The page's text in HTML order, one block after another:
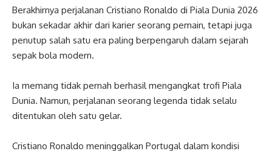
Berakhirnya perjalanan Cristiano Ronaldo di Piala Dunia 2026
bukan sekadar akhir dari karier seorang pemain, tetapi juga
penutup salah satu era paling berpengaruh dalam sejarah
sepak bola modern.
Ia memang tidak pernah berhasil mengangkat trofi Piala
Dunia. Namun, perjalanan seorang legenda tidak selalu
ditentukan oleh satu gelar.
Cristiano Ronaldo meninggalkan Portugal dalam kondisi